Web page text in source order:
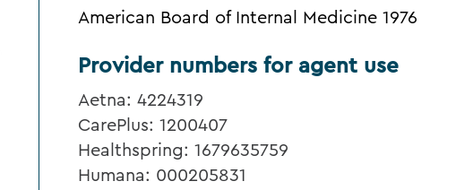
American Board of Internal Medicine 1976
Provider numbers for agent use
Aetna: 4224319
CarePlus: 1200407
Healthspring: 1679635759
Humana: 000205831